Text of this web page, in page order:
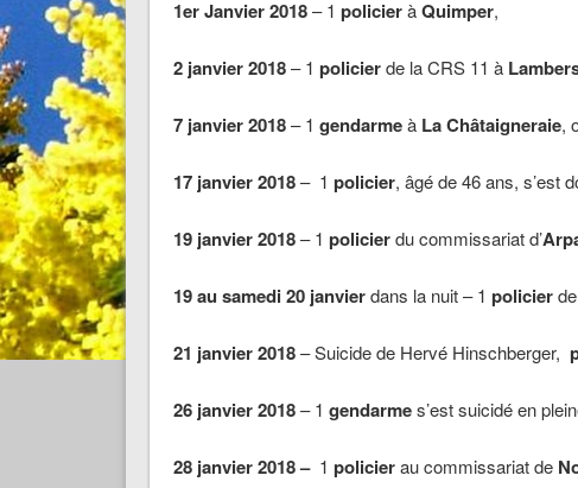
1er Janvier 2018– 1 policieràQuimper,
2 janvier 2018– 1 policierde la CRS 11 à
7 janvier 2018– 1 gendarmeà La Châtaigneraie,
17 janvier 2018– 1 policier, âgé de 46 ans, s’est
19 janvier 2018– 1 policierdu commissariat d’
19 au samedi 20 janvierdans la nuit – 1 policierde
21 janvier2018– Suicide de Hervé Hinschberger,
26 janvier 2018–1 gendarmes’est suicidé en
28 janvier 2018 –1 policierau commissariat de